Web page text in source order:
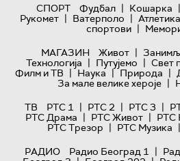
СПОРТ
Фудбал | Кошарка |
Рукомет | Ватерполо | Атлетика
спортови |
МАГАЗИН
Живот |
Технологијa | Путујемо | Свет
Филм и ТВ | Наука | Природа |
За мале велике хероје |
ТВ
РТС 1 | РТС 2 | РТС 3 |
РТС Драма | РТС Живот | РТС
РТС Трезор | РТС Музика |
РАДИО
Радио Београд 1 |